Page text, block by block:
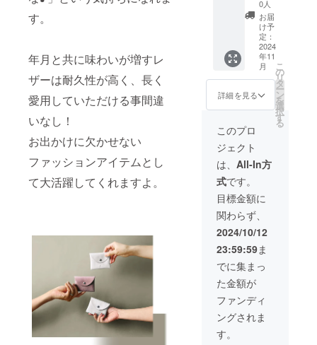
す。
年月と共に味わいが増すレ
ザーは耐久性が高く、長く
愛用していただける事間違
いなし！
お出かけに欠かせない
ファッションアイテムとし
て大活躍してくれますよ。
レイ）
・数
量：1点
・サイ
ズ：約
52 ×
52cm
材：
キャン
ク(コッ
トン
100%)
※基本的
可能な
メール
便での
発送と
なりま
す。 ※
複数の
送付先
への発
送は出
来かね
ます。
※必ずご
・素
材：
アップ
サイク
ルレ
ザー
（牛
革） ＜
詳細
＞ ・カ
おはよ
う（ホ
ト）／
おやす
み（グ
レイ）
・数
・サイ
ズ：約
52 ×
52cm
・素
材：
キャン
Fで購入
いただ
けま
す。 ＜
詳細
（マル
チケー
ス）＞
・カ
ビー ・
数量：1
点 ・サ
イズ：
約縦8 ×
横9.5 ×
厚さ
0.5cm
・素
材：
アップ
サイク
ルレ
ザー
（牛
革） ＜
詳細
（エコ
使用し
たマル
チケー
ス（ブ
ラッ
ク）＆
エコ
バッグ
（Ice
Gray）
セット
●先着35
様 /一般
販売予
定価格
5,500円
の商品
を
30%OF
Fで購入
いただ
けま
す。 ＜
詳細
（マル
チケー
ス）＞
・カ
0人
お届
け予
定：
2024
年11
月
詳細を見る
こ
の
リ
タ
ー
ン
を
選
択
す
る
このプロ
ジェクト
は、 All-In方
式です。
目標金額に
関わらず、
2024/10/12
23:59:59ま
でに集まっ
た金額が
ファンディ
ングされま
す。